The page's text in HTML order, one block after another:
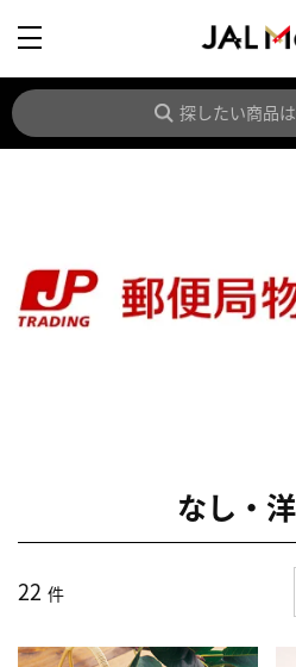
なし・
22 件